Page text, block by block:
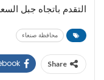
التقدم باتجاه جبل
محافظة صنعاء
Share